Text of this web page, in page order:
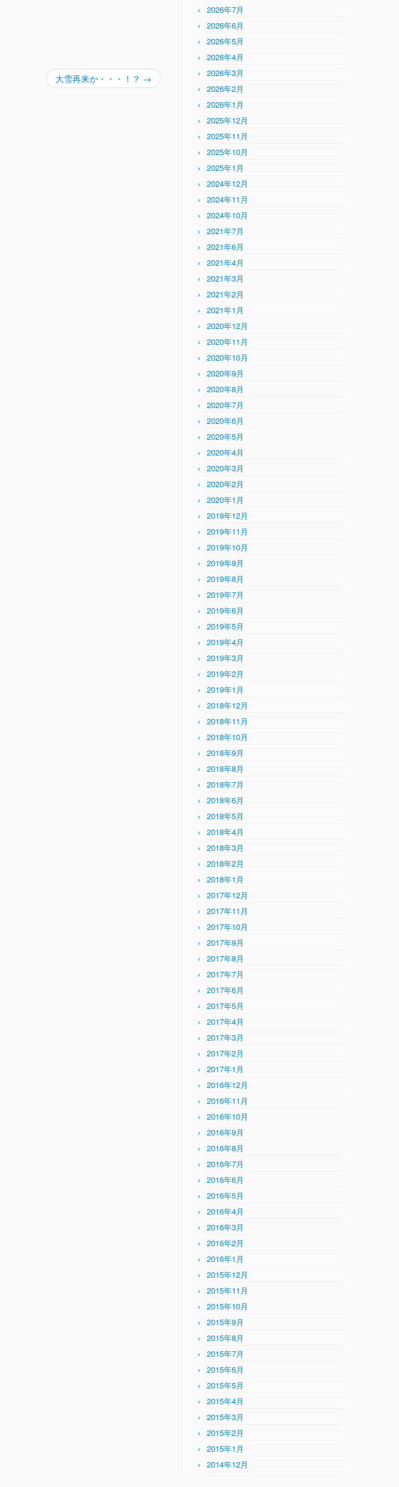
大雪再来か・・・！？ →
2026年7月
2026年6月
2026年5月
2026年4月
2026年3月
2026年2月
2026年1月
2025年12月
2025年11月
2025年10月
2025年1月
2024年12月
2024年11月
2024年10月
2021年7月
2021年6月
2021年4月
2021年3月
2021年2月
2021年1月
2020年12月
2020年11月
2020年10月
2020年9月
2020年8月
2020年7月
2020年6月
2020年5月
2020年4月
2020年3月
2020年2月
2020年1月
2019年12月
2019年11月
2019年10月
2019年9月
2019年8月
2019年7月
2019年6月
2019年5月
2019年4月
2019年3月
2019年2月
2019年1月
2018年12月
2018年11月
2018年10月
2018年9月
2018年8月
2018年7月
2018年6月
2018年5月
2018年4月
2018年3月
2018年2月
2018年1月
2017年12月
2017年11月
2017年10月
2017年9月
2017年8月
2017年7月
2017年6月
2017年5月
2017年4月
2017年3月
2017年2月
2017年1月
2016年12月
2016年11月
2016年10月
2016年9月
2016年8月
2016年7月
2016年6月
2016年5月
2016年4月
2016年3月
2016年2月
2016年1月
2015年12月
2015年11月
2015年10月
2015年9月
2015年8月
2015年7月
2015年6月
2015年5月
2015年4月
2015年3月
2015年2月
2015年1月
2014年12月